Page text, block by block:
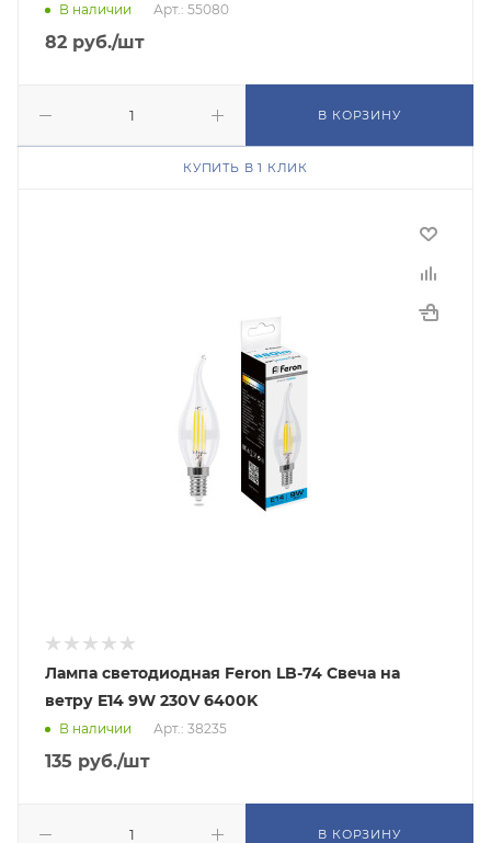
В наличии Арт.: 55080
82 руб./шт
В КОРЗИНУ
КУПИТЬ В 1 КЛИК
Лампа светодиодная Feron LB-74 Свеча на
ветру E14 9W 230V 6400K
В наличии Арт.: 38235
135 руб./шт
В КОРЗИНУ